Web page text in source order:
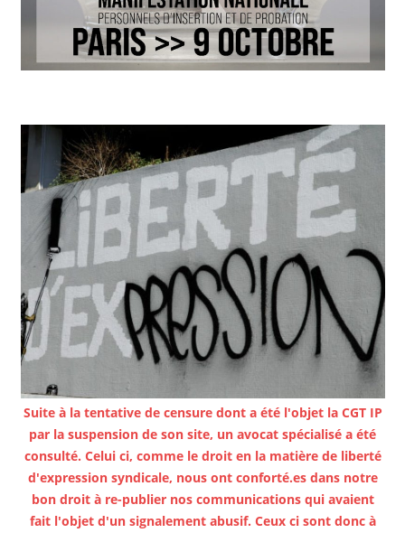
Suite à la tentative de censure dont a été l'objet la CGT IP
par la suspension de son site, un avocat spécialisé a été
consulté. Celui ci, comme le droit en la matière de liberté
d'expression syndicale, nous ont conforté.es dans notre
bon droit à re-publier nos communications qui avaient
fait l'objet d'un signalement abusif. Ceux ci sont donc à